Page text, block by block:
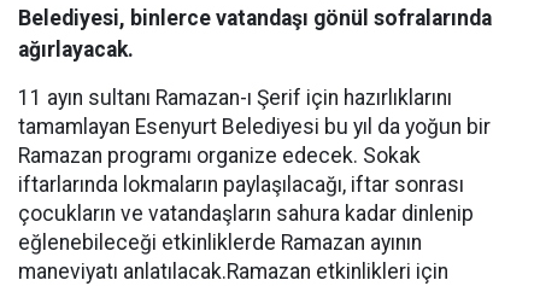
Belediyesi, binlerce vatandaşı gönül sofralarında
ağırlayacak.
11 ayın sultanı Ramazan-ı Şerif için hazırlıklarını
tamamlayan Esenyurt Belediyesi bu yıl da yoğun bir
Ramazan programı organize edecek. Sokak
iftarlarında lokmaların paylaşılacağı, iftar sonrası
çocukların ve vatandaşların sahura kadar dinlenip
eğlenebileceği etkinliklerde Ramazan ayının
maneviyatı anlatılacak.Ramazan etkinlikleri için